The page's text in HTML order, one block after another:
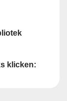
klicken: